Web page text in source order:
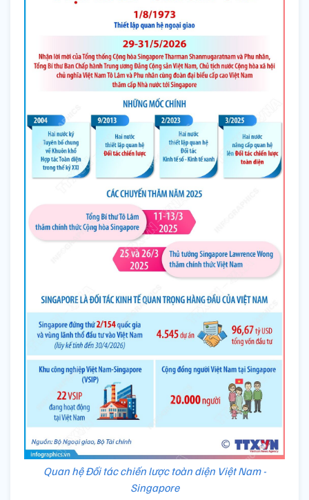
Quan hệ Đối tác chiến lược toàn diện Việt Nam -
Singapore